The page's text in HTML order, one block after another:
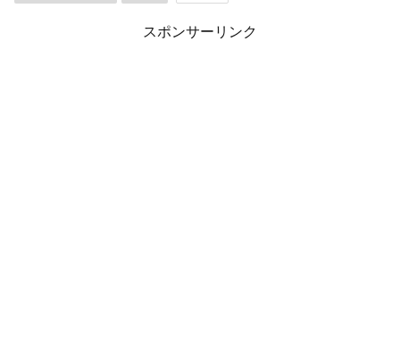
スポンサーリンク